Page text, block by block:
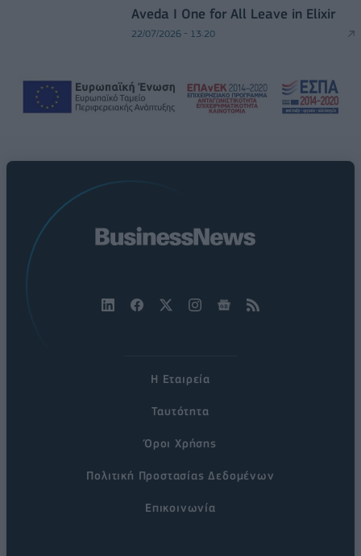
Aveda I One for All Leave in Elixir
22/07/2026 - 13:20
Η Εταιρεία
Ταυτότητα
Όροι Χρήσης
Πολιτική Προστασίας Δεδομένων
Επικοινωνία